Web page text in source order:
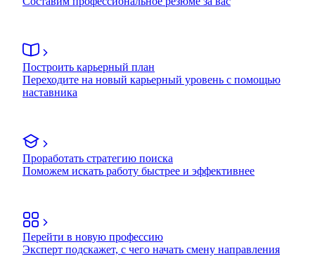
Построить карьерный план
Переходите на новый карьерный уровень с помощью
наставника
Проработать стратегию поиска
Поможем искать работу быстрее и эффективнее
Перейти в новую профессию
Эксперт подскажет, с чего начать смену направления